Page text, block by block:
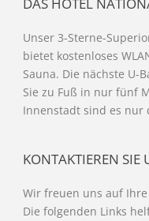
DAS HOTEL
Unser 3-Sterne-
bietet kostenloses
Sauna. Die nächste U-
Sie zu Fuß in nur fünf
Innenstadt sind es nur
KONTAKTIEREN SIE
Wir freuen uns auf Ihre
Die folgenden Links